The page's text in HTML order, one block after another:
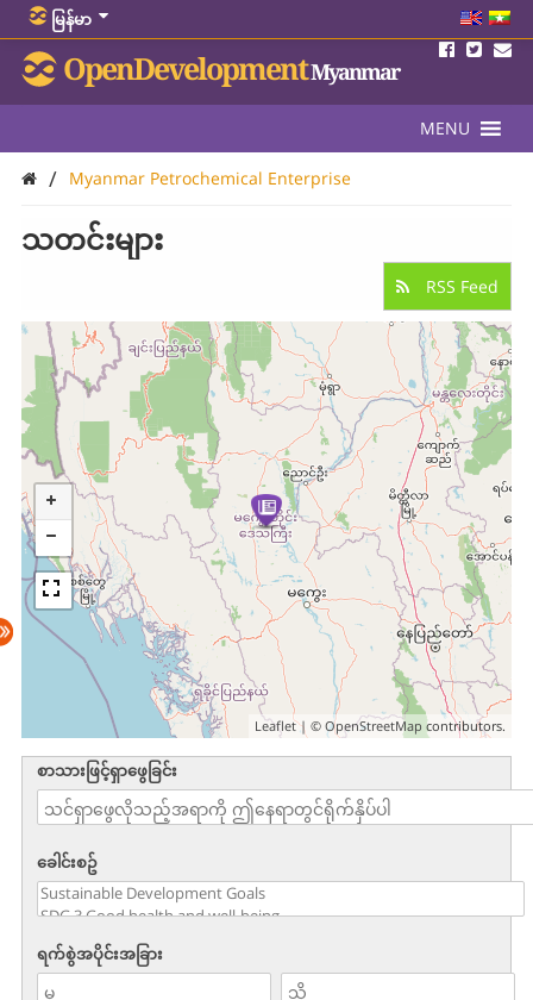
မြန်မာ
OpenDevelopmentMyanmar
MENU
/ Myanmar Petrochemical Enterprise
သတင်းများ
RSS Feed
Leaflet| ©OpenStreetMap contributors.
စာသားဖြင့်ရှာဖွေခြင်း
ခေါင်းစဥ်
ရက်စွဲအပိုင်းအခြား